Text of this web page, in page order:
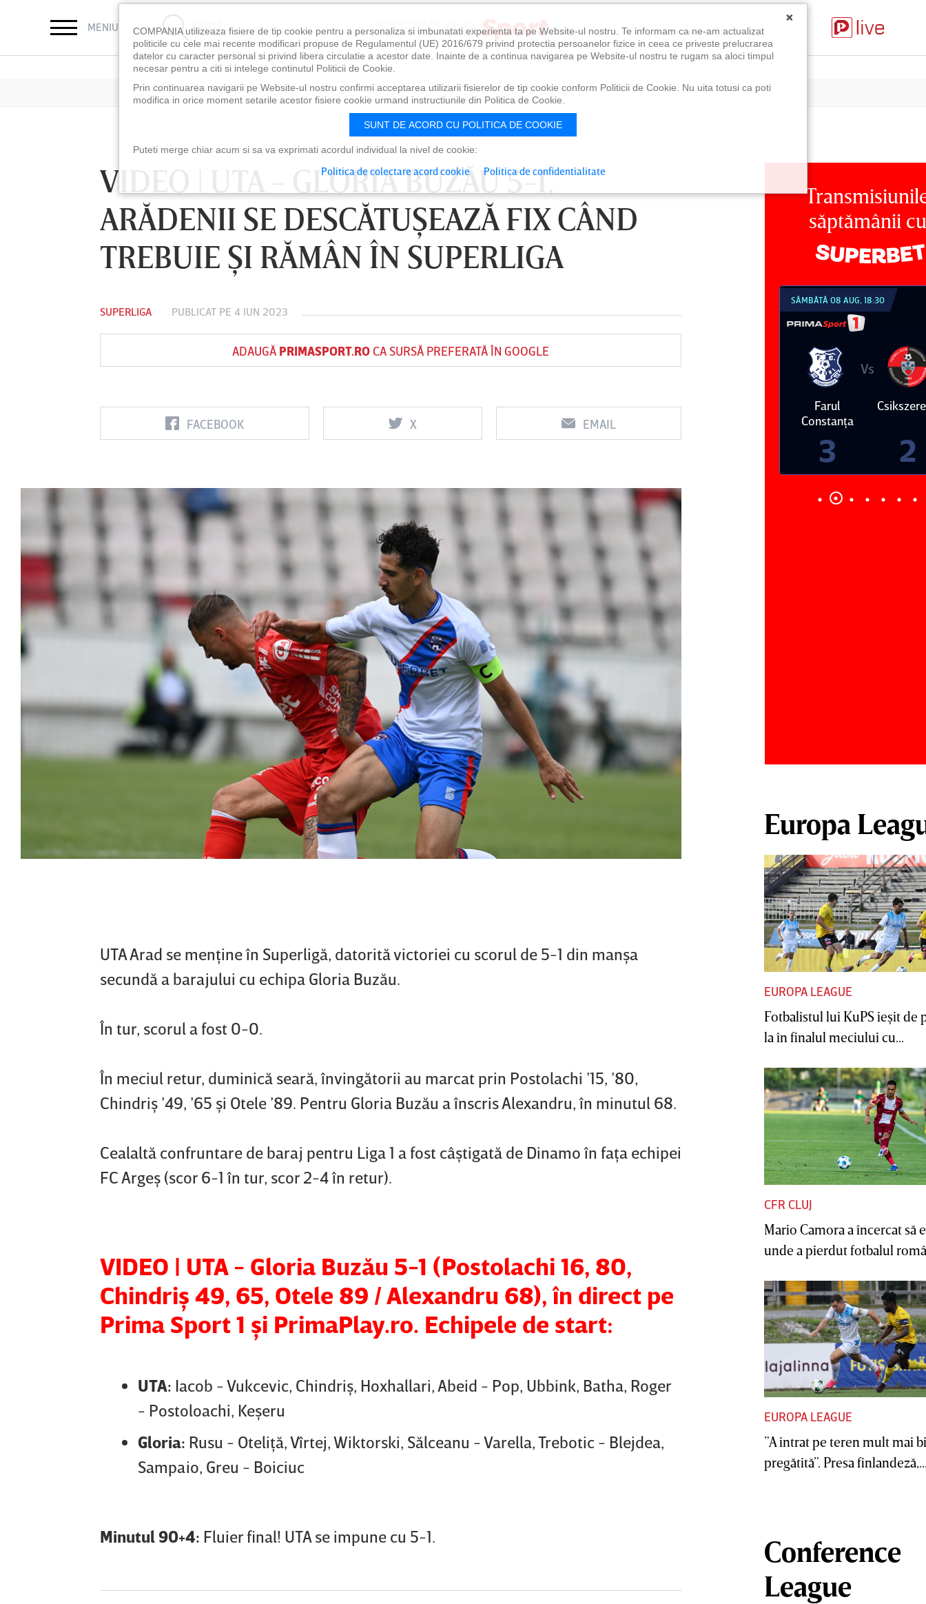
MENIU CAUTĂ
VIDEO | UTA - GLORIA BUZĂU 5-1.
ARĂDENII SE DESCĂTUŞEAZĂ FIX CÂND
TREBUIE ŞI RĂMÂN ÎN SUPERLIGA
SUPERLIGA PUBLICAT PE 4 IUN 2023
ADAUGĂ PRIMASPORT.ROCA SURSĂ PREFERATĂ ÎN GOOGLE
FACEBOOK X EMAIL
UTA Arad se menţine în Superligă, datorită victoriei cu scorul de 5-1 din manşa
secundă a barajului cu echipa Gloria Buzău.
În tur, scorul a fost 0-0.
În meciul retur, duminică seară, învingătorii au marcat prin Postolachi ’15, ’80,
Chindriş ’49, ’65 şi Otele ’89. Pentru Gloria Buzău a înscris Alexandru, în minutul 68.
Cealaltă confruntare de baraj pentru Liga 1 a fost câştigată de Dinamo în faţa echipei
FC Argeş (scor 6-1 în tur, scor 2-4 în retur).
VIDEO | UTA - Gloria Buzău 5-1 (Postolachi 16, 80,
Chindriş 49, 65, Otele 89 / Alexandru 68), în direct pe
Prima Sport 1 şi PrimaPlay.ro. Echipele de start:
UTA: Iacob - Vukcevic, Chindriş, Hoxhallari, Abeid - Pop, Ubbink, Batha, Roger
- Postoloachi, Keşeru
Gloria: Rusu - Oteliţă, Vîrtej, Wiktorski, Sălceanu - Varella, Trebotic - Blejdea,
Sampaio, Greu - Boiciuc
Minutul 90+4: Fluier final! UTA se impune cu 5-1.
săptămânii cu
FC Botoşani
Vs
Corvinul
Hunedoara
Sepsi OSK Sf
Vs
FCSB UTA Arad
0
Vs
Rapid
0
Farul
3
Vs
SÂMBĂTĂ 08 AUG, 21:30
Dinamo
4
Vs
FC
0
Europa
EUROPA LEAGUE
Fotbalistul lui KuPS ieşit de
la în finalul meciului cu...
CFR CLUJ
Mario Camora a încercat să
unde a pierdut fotbalul
EUROPA LEAGUE
”A intrat pe teren mult mai
pregătită”. Presa
Conference
League
×
COMPANIA utilizeaza fisiere de tip cookie pentru a personaliza si imbunatati experienta ta pe Website-ul nostru. Te informam ca ne-am actualizat
politicile cu cele mai recente modificari propuse de Regulamentul (UE) 2016/679 privind protectia persoanelor fizice in ceea ce priveste prelucrarea
datelor cu caracter personal si privind libera circulatie a acestor date. Inainte de a continua navigarea pe Website-ul nostru te rugam sa aloci timpul
necesar pentru a citi si intelege continutul Politicii de Cookie.
Prin continuarea navigarii pe Website-ul nostru confirmi acceptarea utilizarii fisierelor de tip cookie conform Politicii de Cookie. Nu uita totusi ca poti
modifica in orice moment setarile acestor fisiere cookie urmand instructiunile din Politica de Cookie.
SUNT DE ACORD CU POLITICA DE COOKIE
Puteti merge chiar acum si sa va exprimati acordul individual la nivel de cookie:
Politica de colectare acord cookie Politica de confidentialitate